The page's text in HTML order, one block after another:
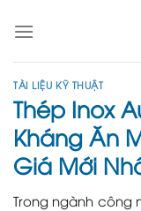
TÀI LIỆU KỸ THUẬT
Thép Inox
Kháng Ăn
Giá Mới
Trong ngành công